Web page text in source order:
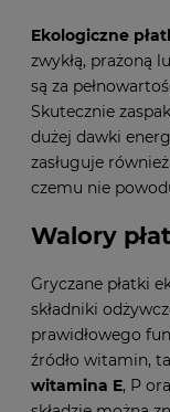
Ekologiczne
zwykłą, prażoną
są za
Skutecznie
dużej dawki
zasługuje
czemu nie
Walory
Gryczane płatki
składniki
prawidłowego
źródło witamin,
witamina E, P